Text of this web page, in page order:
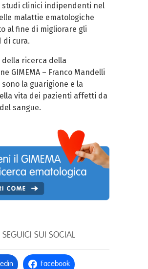
studi clinici indipendenti nel
malattie ematologiche
al fine di migliorare gli
di cura.
della ricerca della
GIMEMA – Franco Mandelli
sono la guarigione e la
vita dei pazienti affetti da
sangue.
SEGUICI SUI SOCIAL
Facebook